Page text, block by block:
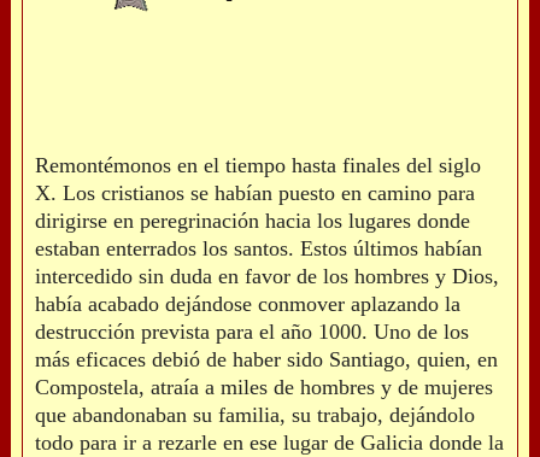
Remontémonos en el tiempo hasta finales del siglo
X. Los cristianos se habían puesto en camino para
dirigirse en peregrinación hacia los lugares donde
estaban enterrados los santos. Estos últimos habían
intercedido sin duda en favor de los hombres y Dios,
había acabado dejándose conmover aplazando la
destrucción prevista para el año 1000. Uno de los
más eficaces debió de haber sido Santiago, quien, en
Compostela, atraía a miles de hombres y de mujeres
que abandonaban su familia, su trabajo, dejándolo
todo para ir a rezarle en ese lugar de Galicia donde la